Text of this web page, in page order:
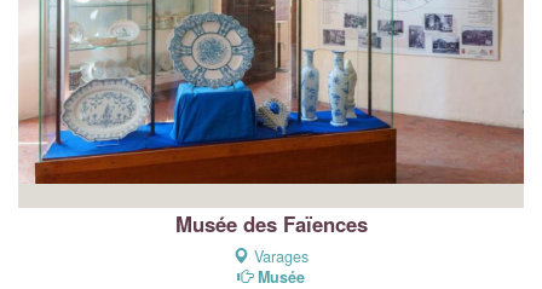
Musée des Faïences
Varages
Musée